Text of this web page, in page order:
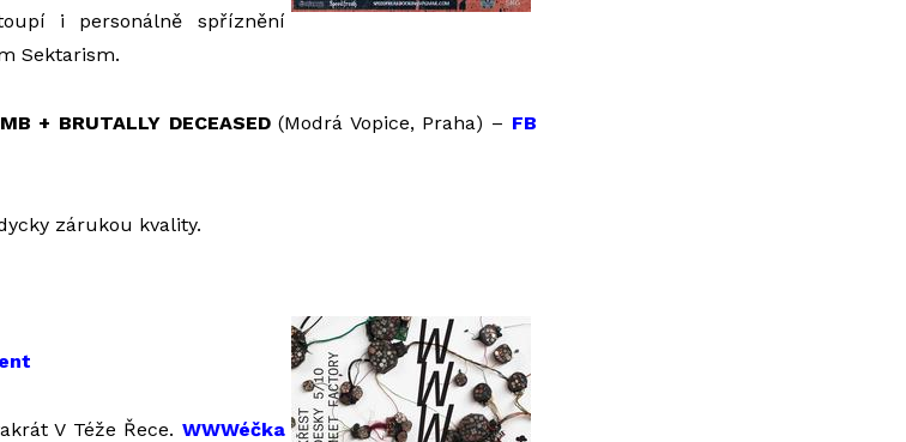
i personálně spříznění
Sektarism.
+ BRUTALLY DECEASED(Modrá Vopice, Praha) – FB
zárukou kvality.
V Téže Řece. WWWéčka